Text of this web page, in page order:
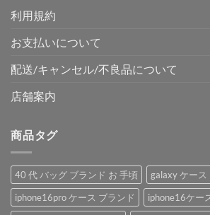
利用規約
お支払いについて
配送/キャンセル/不良品について
店舗案内
商品タグ
40 代 バッグ ブランド お 手頃
galaxy ケース
iphone16pro ケース ブランド
iphone16ケー